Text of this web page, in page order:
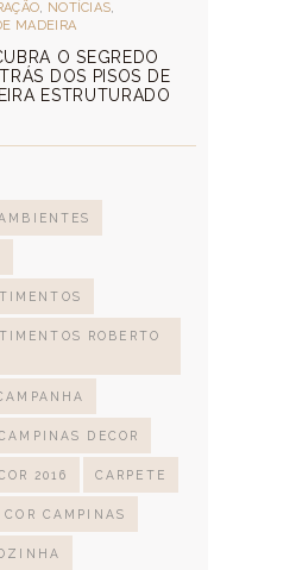
, NOTÍCIAS,
MADEIRA
O SEGREDO
DOS PISOS DE
ESTRUTURADO
ROBERTO
DECOR
2016 CARPETE
COR CAMPINAS